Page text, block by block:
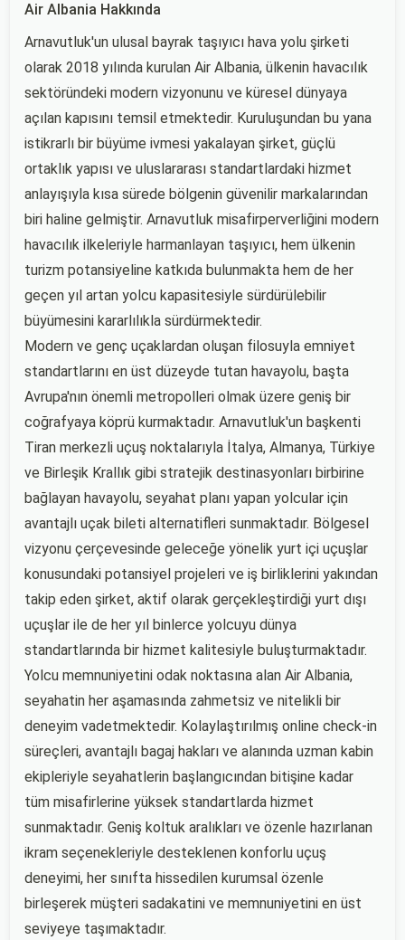
Air Albania Hakkında
Arnavutluk'un ulusal bayrak taşıyıcı hava yolu şirketi
olarak 2018 yılında kurulan Air Albania, ülkenin havacılık
sektöründeki modern vizyonunu ve küresel dünyaya
açılan kapısını temsil etmektedir. Kuruluşundan bu yana
istikrarlı bir büyüme ivmesi yakalayan şirket, güçlü
ortaklık yapısı ve uluslararası standartlardaki hizmet
anlayışıyla kısa sürede bölgenin güvenilir markalarından
biri haline gelmiştir. Arnavutluk misafirperverliğini modern
havacılık ilkeleriyle harmanlayan taşıyıcı, hem ülkenin
turizm potansiyeline katkıda bulunmakta hem de her
geçen yıl artan yolcu kapasitesiyle sürdürülebilir
büyümesini kararlılıkla sürdürmektedir.
Modern ve genç uçaklardan oluşan filosuyla emniyet
standartlarını en üst düzeyde tutan havayolu, başta
Avrupa'nın önemli metropolleri olmak üzere geniş bir
coğrafyaya köprü kurmaktadır. Arnavutluk'un başkenti
Tiran merkezli uçuş noktalarıyla İtalya, Almanya, Türkiye
ve Birleşik Krallık gibi stratejik destinasyonları birbirine
bağlayan havayolu, seyahat planı yapan yolcular için
avantajlı uçak bileti alternatifleri sunmaktadır. Bölgesel
vizyonu çerçevesinde geleceğe yönelik yurt içi uçuşlar
konusundaki potansiyel projeleri ve iş birliklerini yakından
takip eden şirket, aktif olarak gerçekleştirdiği yurt dışı
uçuşlar ile de her yıl binlerce yolcuyu dünya
standartlarında bir hizmet kalitesiyle buluşturmaktadır.
Yolcu memnuniyetini odak noktasına alan Air Albania,
seyahatin her aşamasında zahmetsiz ve nitelikli bir
deneyim vadetmektedir. Kolaylaştırılmış online check-in
süreçleri, avantajlı bagaj hakları ve alanında uzman kabin
ekipleriyle seyahatlerin başlangıcından bitişine kadar
tüm misafirlerine yüksek standartlarda hizmet
sunmaktadır. Geniş koltuk aralıkları ve özenle hazırlanan
ikram seçenekleriyle desteklenen konforlu uçuş
deneyimi, her sınıfta hissedilen kurumsal özenle
birleşerek müşteri sadakatini ve memnuniyetini en üst
seviyeye taşımaktadır.